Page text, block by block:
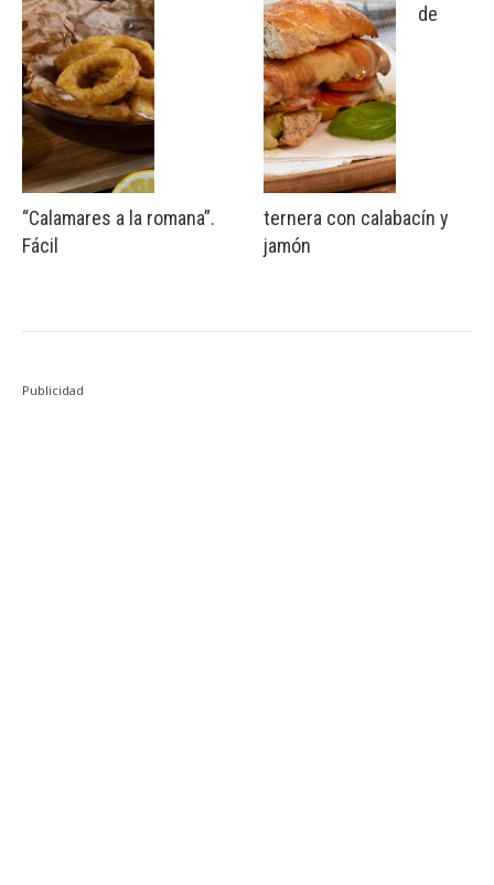
“Calamares a la romana”.
Fácil
de
ternera con calabacín y
jamón
Publicidad